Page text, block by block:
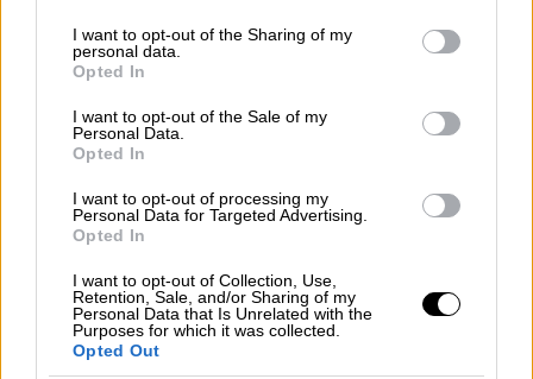
not limited to your visit or usage behaviour. You may click to
grant or deny consent to Google and its third-party tags to
use your data for below specified purposes in below Google
consent section.
I want to opt-out of the Sharing of my
personal data.
Opted In
I want to opt-out of the Sale of my
Personal Data.
Opted In
I want to opt-out of processing my
Personal Data for Targeted Advertising.
Opted In
I want to opt-out of Collection, Use,
Retention, Sale, and/or Sharing of my
Personal Data that Is Unrelated with the
Purposes for which it was collected.
Opted Out
υπό τον Υπουργό Υγείας, Μιχάλη
Χρυσοχοΐδη.
Η πλήρης λειτουργία των χειρουργείων
ξεκινά την 1η Νοεμβρίου
αποφασιστεί και άμεσα προκηρύσσονται, με
διαδικασίες fast track, όλες οι θέσεις
γιατρών ειδικοτήτων.
Για το Υπουργείο Υγείας προτεραιότητα έχει
η υγεία των πολιτών του Ηρακλείου και της
Κρήτης.